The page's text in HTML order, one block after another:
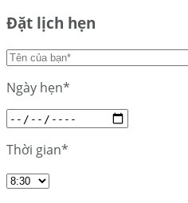
Đặt lịch hẹn
Ngày hẹn*
Thời gian*